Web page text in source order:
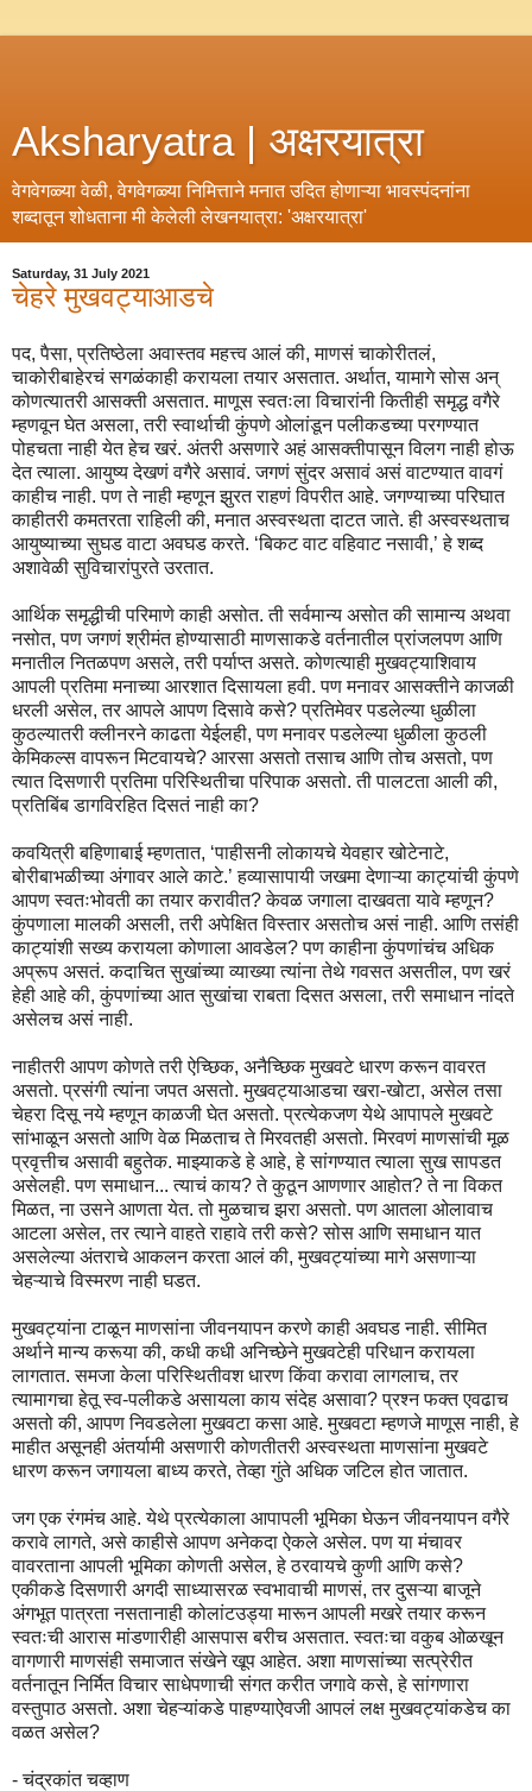
Aksharyatra | अक्षरयात्रा
वेगवेगळ्या वेळी, वेगवेगळ्या निमित्ताने मनात उदित होणाऱ्या भावस्पंदनांना
शब्दातून शोधताना मी केलेली लेखनयात्रा: 'अक्षरयात्रा'
Saturday, 31 July 2021
चेहरे मुखवट्याआडचे
पद, पैसा, प्रतिष्ठेला अवास्तव महत्त्व आलं की, माणसं चाकोरीतलं,
चाकोरीबाहेरचं सगळंकाही करायला तयार असतात. अर्थात, यामागे सोस अन्
कोणत्यातरी आसक्ती असतात. माणूस स्वतःला विचारांनी कितीही समृद्ध वगैरे
म्हणवून घेत असला, तरी स्वार्थाची कुंपणे ओलांडून पलीकडच्या परगण्यात
पोहचता नाही येत हेच खरं. अंतरी असणारे अहं आसक्तीपासून विलग नाही होऊ
देत त्याला. आयुष्य देखणं वगैरे असावं. जगणं सुंदर असावं असं वाटण्यात वावगं
काहीच नाही. पण ते नाही म्हणून झुरत राहणं विपरीत आहे. जगण्याच्या परिघात
काहीतरी कमतरता राहिली की, मनात अस्वस्थता दाटत जाते. ही अस्वस्थताच
आयुष्याच्या सुघड वाटा अवघड करते. ‘बिकट वाट वहिवाट नसावी,’ हे शब्द
अशावेळी सुविचारांपुरते उरतात.
आर्थिक समृद्धीची परिमाणे काही असोत. ती सर्वमान्य असोत की सामान्य अथवा
नसोत, पण जगणं श्रीमंत होण्यासाठी माणसाकडे वर्तनातील प्रांजलपण आणि
मनातील नितळपण असले, तरी पर्याप्त असते. कोणत्याही मुखवट्याशिवाय
आपली प्रतिमा मनाच्या आरशात दिसायला हवी. पण मनावर आसक्तीने काजळी
धरली असेल, तर आपले आपण दिसावे कसे? प्रतिमेवर पडलेल्या धुळीला
कुठल्यातरी क्लीनरने काढता येईलही, पण मनावर पडलेल्या धुळीला कुठली
केमिकल्स वापरून मिटवायचे? आरसा असतो तसाच आणि तोच असतो, पण
त्यात दिसणारी प्रतिमा परिस्थितीचा परिपाक असतो. ती पालटता आली की,
प्रतिबिंब डागविरहित दिसतं नाही का?
कवयित्री बहिणाबाई म्हणतात, ‘पाहीसनी लोकायचे येवहार खोटेनाटे,
बोरीबाभळीच्या अंगावर आले काटे.’ हव्यासापायी जखमा देणाऱ्या काट्यांची कुंपणे
आपण स्वतःभोवती का तयार करावीत? केवळ जगाला दाखवता यावे म्हणून?
कुंपणाला मालकी असली, तरी अपेक्षित विस्तार असतोच असं नाही. आणि तसंही
काट्यांशी सख्य करायला कोणाला आवडेल? पण काहीना कुंपणांचंच अधिक
अप्रूप असतं. कदाचित सुखांच्या व्याख्या त्यांना तेथे गवसत असतील, पण खरं
हेही आहे की, कुंपणांच्या आत सुखांचा राबता दिसत असला, तरी समाधान नांदते
असेलच असं नाही.
नाहीतरी आपण कोणते तरी ऐच्छिक, अनैच्छिक मुखवटे धारण करून वावरत
असतो. प्रसंगी त्यांना जपत असतो. मुखवट्याआडचा खरा-खोटा, असेल तसा
चेहरा दिसू नये म्हणून काळजी घेत असतो. प्रत्येकजण येथे आपापले मुखवटे
सांभाळून असतो आणि वेळ मिळताच ते मिरवतही असतो. मिरवणं माणसांची मूळ
प्रवृत्तीच असावी बहुतेक. माझ्याकडे हे आहे, हे सांगण्यात त्याला सुख सापडत
असेलही. पण समाधान... त्याचं काय? ते कुठून आणणार आहोत? ते ना विकत
मिळत, ना उसने आणता येत. तो मुळचाच झरा असतो. पण आतला ओलावाच
आटला असेल, तर त्याने वाहते राहावे तरी कसे? सोस आणि समाधान यात
असलेल्या अंतराचे आकलन करता आलं की, मुखवट्यांच्या मागे असणाऱ्या
चेहऱ्याचे विस्मरण नाही घडत.
मुखवट्यांना टाळून माणसांना जीवनयापन करणे काही अवघड नाही. सीमित
अर्थाने मान्य करूया की, कधी कधी अनिच्छेने मुखवटेही परिधान करायला
लागतात. समजा केला परिस्थितीवश धारण किंवा करावा लागलाच, तर
त्यामागचा हेतू स्व-पलीकडे असायला काय संदेह असावा? प्रश्न फक्त एवढाच
असतो की, आपण निवडलेला मुखवटा कसा आहे. मुखवटा म्हणजे माणूस नाही, हे
माहीत असूनही अंतर्यामी असणारी कोणतीतरी अस्वस्थता माणसांना मुखवटे
धारण करून जगायला बाध्य करते, तेव्हा गुंते अधिक जटिल होत जातात.
जग एक रंगमंच आहे. येथे प्रत्येकाला आपापली भूमिका घेऊन जीवनयापन वगैरे
करावे लागते, असे काहीसे आपण अनेकदा ऐकले असेल. पण या मंचावर
वावरताना आपली भूमिका कोणती असेल, हे ठरवायचे कुणी आणि कसे?
एकीकडे दिसणारी अगदी साध्यासरळ स्वभावाची माणसं, तर दुसऱ्या बाजूने
अंगभूत पात्रता नसतानाही कोलांटउड्या मारून आपली मखरे तयार करून
स्वतःची आरास मांडणारीही आसपास बरीच असतात. स्वतःचा वकुब ओळखून
वागणारी माणसंही समाजात संखेने खूप आहेत. अशा माणसांच्या सत्प्रेरीत
वर्तनातून निर्मित विचार साधेपणाची संगत करीत जगावे कसे, हे सांगणारा
वस्तुपाठ असतो. अशा चेहऱ्यांकडे पाहण्याऐवजी आपलं लक्ष मुखवट्यांकडेच का
वळत असेल?
- चंद्रकांत चव्हाण